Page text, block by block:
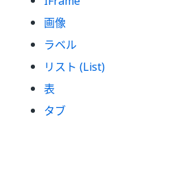
画像
ラベル
リスト (List)
表
タブ